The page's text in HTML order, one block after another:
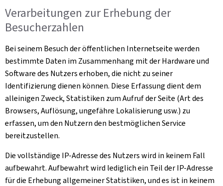
Verarbeitungen zur Erhebung der
Besucherzahlen
Bei seinem Besuch der öffentlichen Internetseite werden
bestimmte Daten im Zusammenhang mit der Hardware und
Software des Nutzers erhoben, die nicht zu seiner
Identifizierung dienen können. Diese Erfassung dient dem
alleinigen Zweck, Statistiken zum Aufruf der Seite (Art des
Browsers, Auflösung, ungefähre Lokalisierung usw.) zu
erfassen, um den Nutzern den bestmöglichen Service
bereitzustellen.
Die vollständige IP-Adresse des Nutzers wird in keinem Fall
aufbewahrt. Aufbewahrt wird lediglich ein Teil der IP-Adresse
für die Erhebung allgemeiner Statistiken, und es ist in keinem